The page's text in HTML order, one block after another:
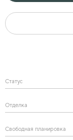
Статус
Отделка
Свободная планировка